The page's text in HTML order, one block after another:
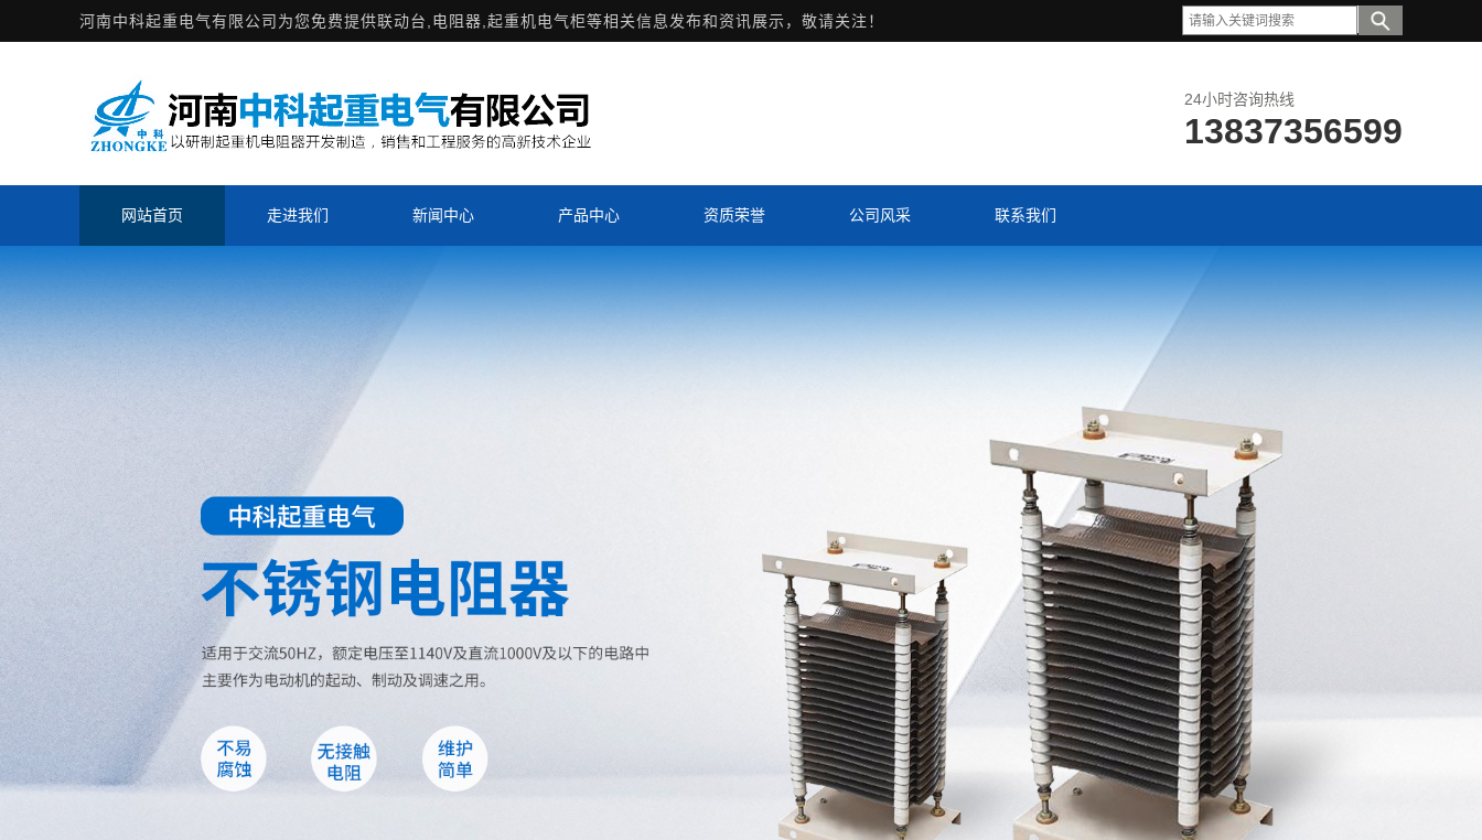
河南中科起重电气有限公司为您免费提供联动台 ,电阻器,起重机电气柜等相关信息发布和资讯展示，敬请关注！
24小时咨询热线
13837356599
网站首页 走进我们 新闻中心 产品中心 资质荣誉 公司风采 联系我们